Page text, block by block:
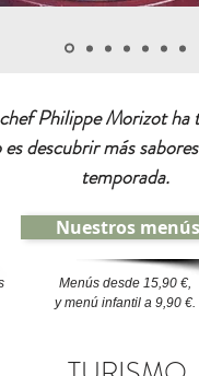
Philippe Morizot ha
descubrir más
temporada.
Nuestros menús
Menús desde 15,90 €,
y menú infantil a 9,90 €.